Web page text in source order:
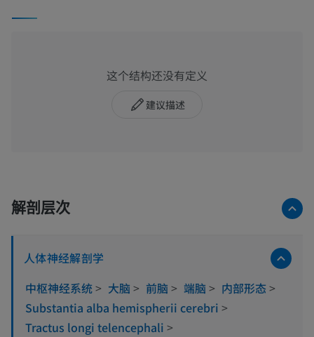
这个结构还没有定义
建议描述
解剖层次
人体神经解剖学
中枢神经系统> 大脑 > 前脑 > 端脑 > 内部形态>
Substantia alba hemispherii cerebri >
Tractus longi telencephali >